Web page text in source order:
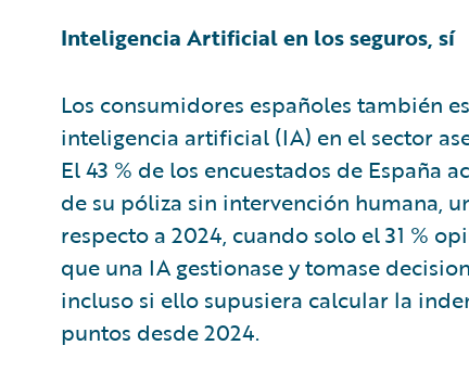
Inteligencia Artificial en los seguros, sí
Los consumidores españoles también
inteligencia artificial (IA) en el sector
El 43 % de los encuestados de España
de su póliza sin intervención humana,
respecto a 2024, cuando solo el 31 %
que una IA gestionase y tomase
incluso si ello supusiera calcular la
puntos desde 2024.